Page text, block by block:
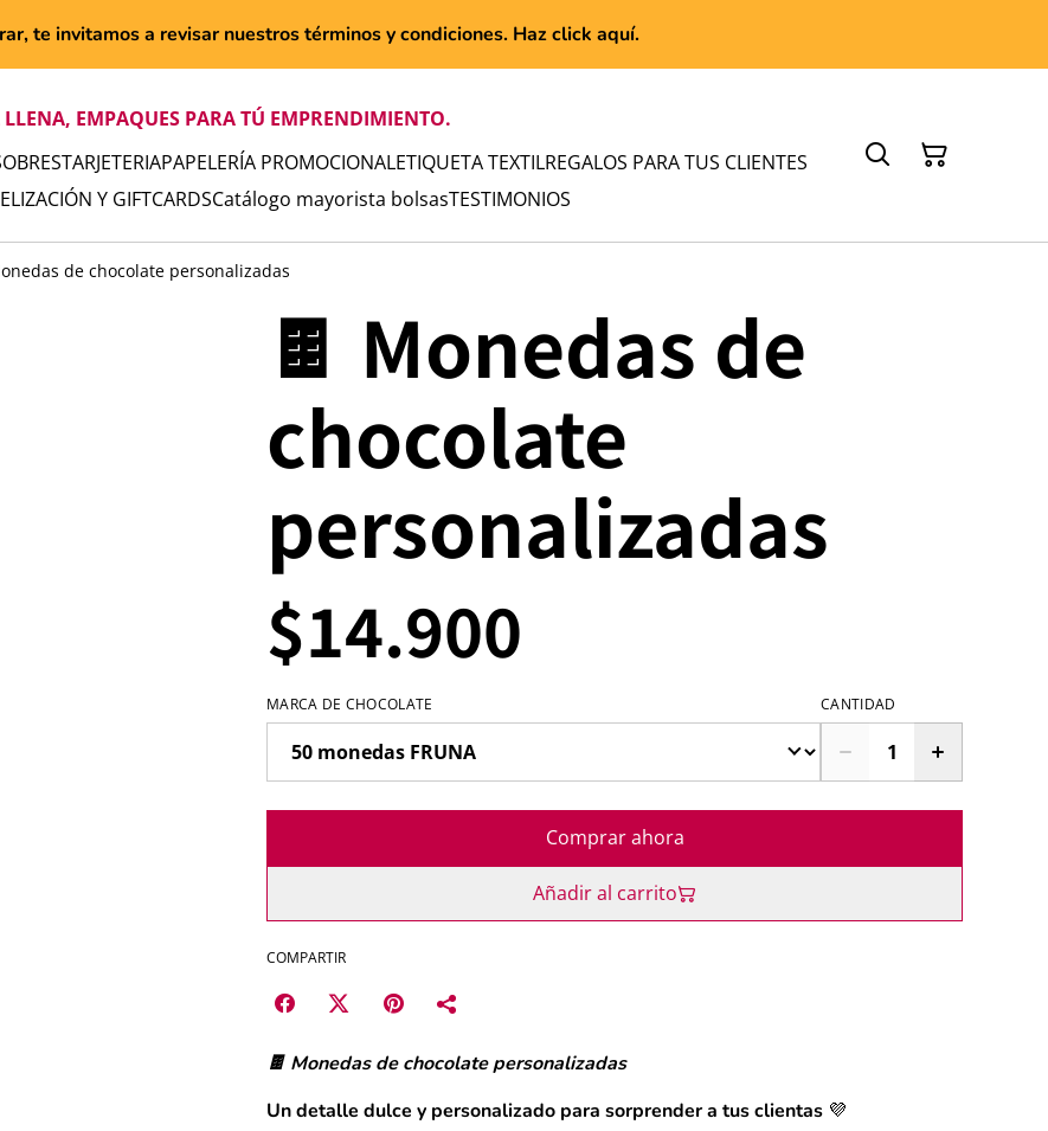
te invitamos a revisar nuestros términos y condiciones. Haz click aquí.
LLENA, EMPAQUES PARA TÚ EMPRENDIMIENTO.
TARJETERIAPAPELERÍA PROMOCIONALETIQUETA TEXTILREGALOS PARA TUS CLIENTES
Y GIFTCARDSCatálogo mayorista bolsasTESTIMONIOS
de chocolate personalizadas
🍫 Monedas de
chocolate
personalizadas
$14.900
MARCA DE CHOCOLATE CANTIDAD
Comprar ahora
Añadir al carrito
COMPARTIR
🍫 Monedas de chocolate personalizadas
Un detalle dulce y personalizado para sorprender a tus clientas 💜